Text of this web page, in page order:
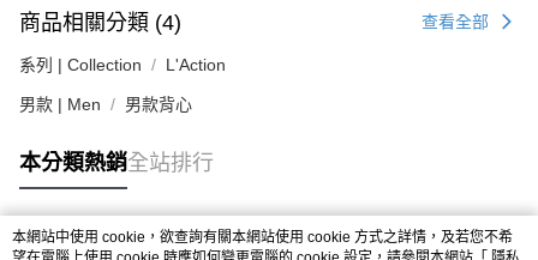
商品相關分類 (4) 查看全部
系列 | Collection L'Action
男款 | Men 男款背心
本分類熱銷全站排行
本網站中使用 cookie，欲查詢有關本網站使用 cookie 方式之詳情，及若您不希